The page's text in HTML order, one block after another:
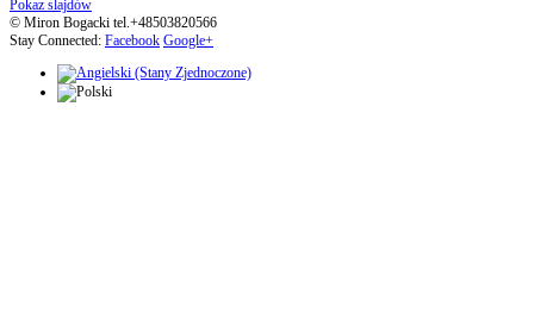
Pokaz slajdów
© Miron Bogacki tel.+48503820566
Stay Connected: Facebook Google+